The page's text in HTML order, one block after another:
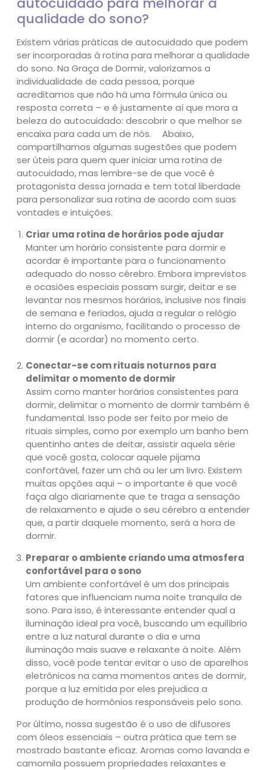
qualidade do sono?
Existem várias práticas de autocuidado que podem
ser incorporadas à rotina para melhorar a qualidade
do sono. Na Graça de Dormir, valorizamos a
individualidade de cada pessoa, porque
acreditamos que não há uma fórmula única ou
resposta correta – e é justamente aí que mora a
beleza do autocuidado: descobrir o que melhor se
encaixa para cada um de nós. Abaixo,
compartilhamos algumas sugestões que podem
ser úteis para quem quer iniciar uma rotina de
autocuidado, mas lembre-se de que você é
protagonista dessa jornada e tem total liberdade
para personalizar sua rotina de acordo com suas
vontades e intuições.
Criar uma rotina de horários pode ajudar
Manter um horário consistente para dormir e
acordar é importante para o funcionamento
adequado do nosso cérebro. Embora imprevistos
e ocasiões especiais possam surgir, deitar e se
levantar nos mesmos horários, inclusive nos finais
de semana e feriados, ajuda a regular o relógio
interno do organismo, facilitando o processo de
dormir (e acordar) no momento certo.
Conectar-se com rituais noturnos para
delimitar o momento de dormir
Assim como manter horários consistentes para
dormir, delimitar o momento de dormir também é
fundamental. Isso pode ser feito por meio de
rituais simples, como por exemplo um banho bem
quentinho antes de deitar, assistir aquela série
que você gosta, colocar aquele pijama
confortável, fazer um chá ou ler um livro. Existem
muitas opções aqui – o importante é que você
faça algo diariamente que te traga a sensação
de relaxamento e ajude o seu cérebro a entender
que, a partir daquele momento, será a hora de
dormir.
Preparar o ambiente criando uma atmosfera
confortável para o sono
Um ambiente confortável é um dos principais
fatores que influenciam numa noite tranquila de
sono. Para isso, é interessante entender qual a
iluminação ideal pra você, buscando um equilíbrio
entre a luz natural durante o dia e uma
iluminação mais suave e relaxante à noite. Além
disso, você pode tentar evitar o uso de aparelhos
eletrônicos na cama momentos antes de dormir,
porque a luz emitida por eles prejudica a
produção de hormônios responsáveis pelo sono.
Por último, nossa sugestão é o uso de difusores
com óleos essenciais – outra prática que tem se
mostrado bastante eficaz. Aromas como lavanda e
camomila possuem propriedades relaxantes e